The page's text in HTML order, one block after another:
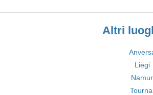
Altri
Liegi
Namur